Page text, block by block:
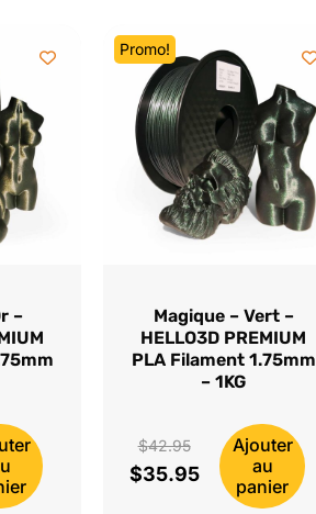
–
Promo!
Magique – Vert –
HELLO3D PREMIUM
PLA Filament 1.75mm
– 1KG
$42.95Le
prix
$35.95Le
Ajouter
au
panier